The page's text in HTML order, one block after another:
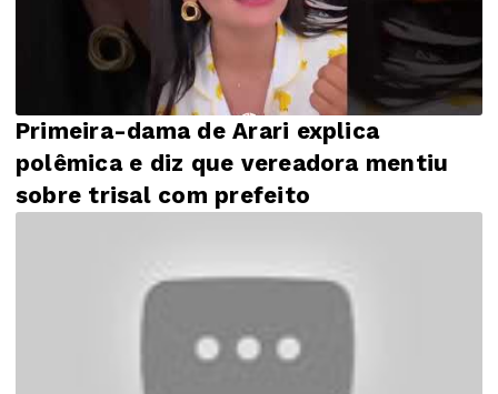
Primeira-dama de Arari explica
polêmica e diz que vereadora mentiu
sobre trisal com prefeito